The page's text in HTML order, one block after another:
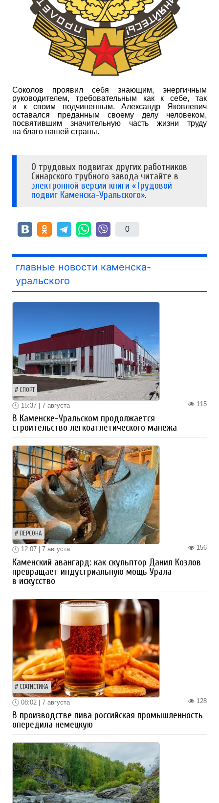
Соколов проявил себя знающим, энергичным
руководителем, требовательным как к себе, так
и к своим подчиненным. Александр Яковлевич
оставался преданным своему делу человеком,
посвятившим значительную часть жизни труду
на благо нашей страны.
О трудовых подвигах других работников
Синарского трубного завода читайте в
электронной версии книги «Трудовой
подвиг Каменска-Уральского».
0
главные новости каменска-
уральского
СПОРТ
115
15:37 | 7 августа
В Каменске-Уральском продолжается
строительство легкоатлетического манежа
ПЕРСОНА
156
12:07 | 7 августа
Каменский авангард: как скульптор Данил Козлов
превращает индустриальную мощь Урала
в искусство
СТАТИСТИКА
128
08:02 | 7 августа
В производстве пива российская промышленность
опередила немецкую